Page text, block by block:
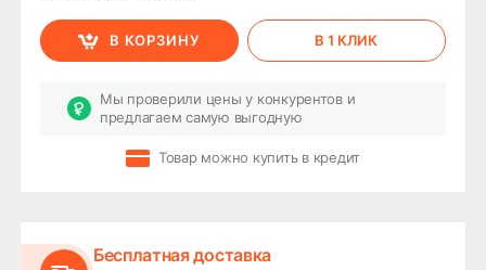
В КОРЗИНУ В 1 КЛИК
Мы проверили цены у конкурентов и
предлагаем самую выгодную
Товар можно купить в кредит
Бесплатная доставка